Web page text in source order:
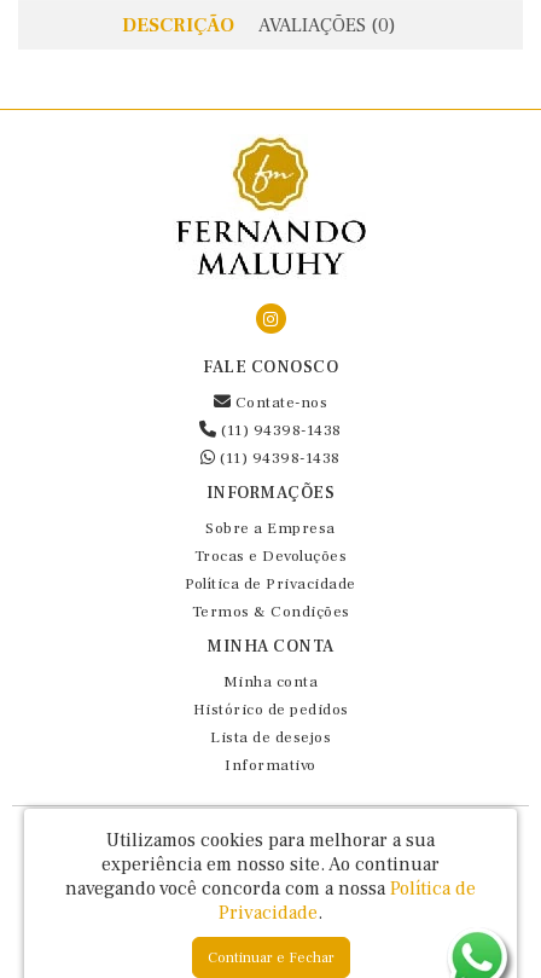
DESCRIÇÃO AVALIAÇÕES (0)
FALE CONOSCO
Contate-nos
(11) 94398-1438
(11) 94398-1438
INFORMAÇÕES
Sobre a Empresa
Trocas e Devoluções
Política de Privacidade
Termos & Condições
MINHA CONTA
Minha conta
Histórico de pedidos
Lista de desejos
Informativo
Fernando Maluhy Cia Ltda - CNPJ: 60.458.825/0001-86
Rua Dr Euclydes da Cunha, 47 - Brás - São Paulo / SP - CEP 03016-030
Fernando Maluhy © 2026
Utilizamos cookies para melhorar a sua
experiência em nosso site. Ao continuar
navegando você concorda com a nossa Política de
Privacidade.
Continuar e Fechar